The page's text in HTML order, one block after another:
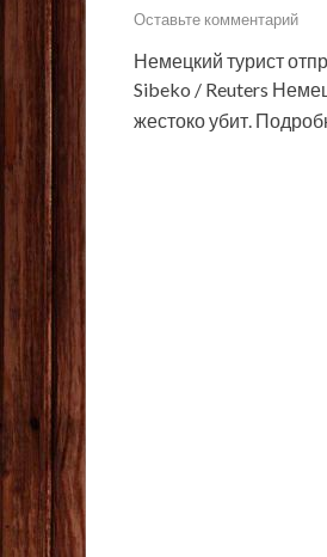
Оставьте комментарий
Немецкий турист
Sibeko / Reuters
жестоко убит.